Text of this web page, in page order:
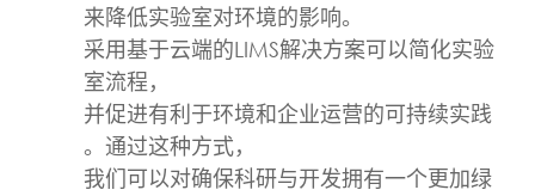
来降低实验室对环境的影响。
采用基于云端的LIMS解决方案可以简化实验
室流程，
并促进有利于环境和企业运营的可持续实践
。通过这种方式，
我们可以对确保科研与开发拥有一个更加绿